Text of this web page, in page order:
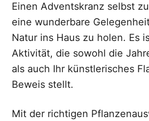
Einen Adventskranz selbst
eine wunderbare
Natur ins Haus zu holen. Es
Aktivität, die sowohl die
als auch Ihr künstlerisches
Beweis stellt.
Mit der richtigen